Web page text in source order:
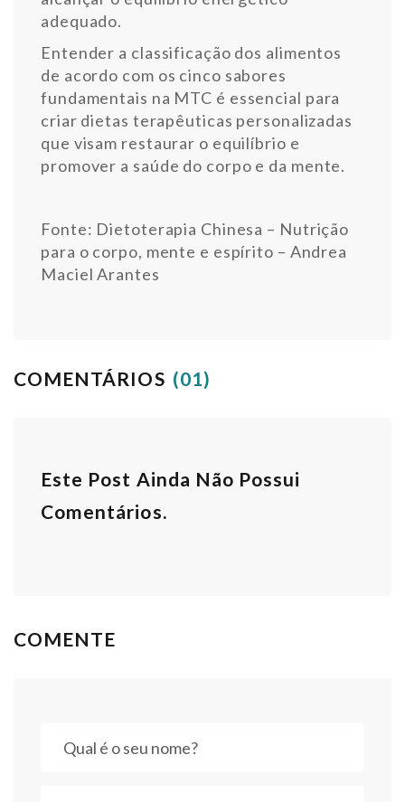
adequado.
Entender a classificação dos alimentos
de acordo com os cinco sabores
fundamentais na MTC é essencial para
criar dietas terapêuticas personalizadas
que visam restaurar o equilíbrio e
promover a saúde do corpo e da mente.
Fonte: Dietoterapia Chinesa – Nutrição
para o corpo, mente e espírito – Andrea
Maciel Arantes
COMENTÁRIOS (01)
Este Post Ainda Não Possui
Comentários.
COMENTE